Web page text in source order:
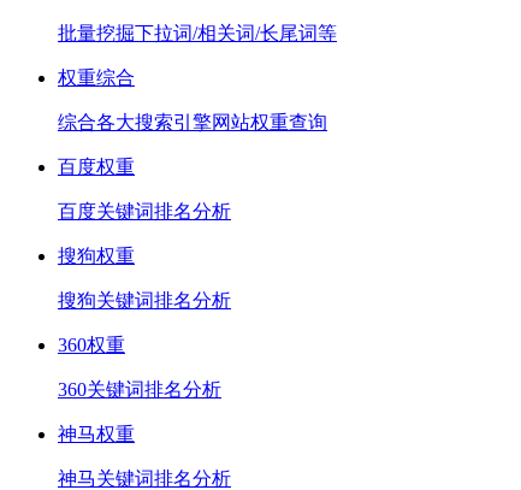
批量挖掘下拉词/相关词/长尾词等
权重综合
综合各大搜索引擎网站权重查询
百度权重
百度关键词排名分析
搜狗权重
搜狗关键词排名分析
360权重
360关键词排名分析
神马权重
神马关键词排名分析